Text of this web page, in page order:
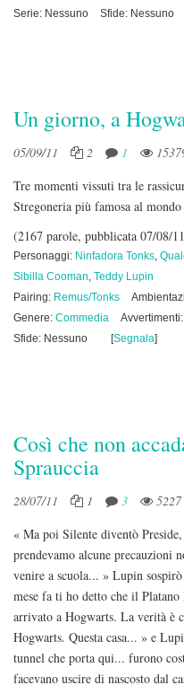
Serie: Nessuno
Sfide: Nessuno
Un giorno, a
05/09/11 2 1
Tre momenti vissuti tra le
Stregoneria più famosa al mondo
(2167 parole, pubblicata 07/08/
Personaggi: Ninfadora Tonks,
Sibilla Cooman, Teddy Lupin
Pairing: Remus/Tonks
Genere: Commedia
Sfide: Nessuno
[Segnala]
Così che non
Sprauccia
28/07/11 1 3 5227
« Ma poi Silente diventò
prendevamo alcune precauzioni
venire a scuola... » Lupin
mese fa ti ho detto che il
arrivato a Hogwarts. La verità è
Hogwarts. Questa casa... » e
tunnel che porta qui... furono
facevano uscire di nascosto dal